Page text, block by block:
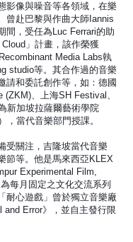
影像與噪音等各領域，在樂
曾赴巴黎與作曲大師Iannis
間，受任為Luc Ferrari的助
」計畫，該作榮獲
Media Labs執
studio等。其合作過的音樂
請和委託創作等，如：德國
、上海SH Festival、
新加坡拉薩爾藝術學院
，當代音樂部門授課。
受關注，吉隆坡當代音樂
節等。他是馬來西亞KLEX
Experimental Film,
每月固定之文化交流系列
耐心遊戲」曾於獨立音樂廠
and Error》，並自主發行限